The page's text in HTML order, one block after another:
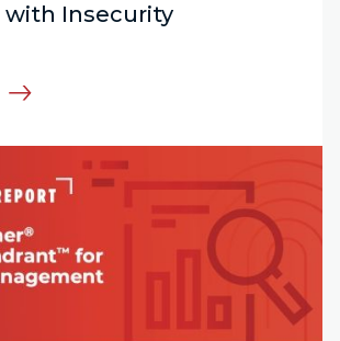
with Insecurity